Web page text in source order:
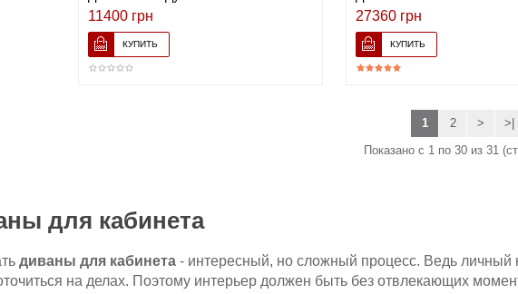
11400 грн 27360 грн
1 2 >
>|
Показано с 1 по 30 из 31
для кабинета
диваны для кабинета - интересный, но сложный процесс. Ведь личный
на делах. Поэтому интерьер должен быть без отвлекающих